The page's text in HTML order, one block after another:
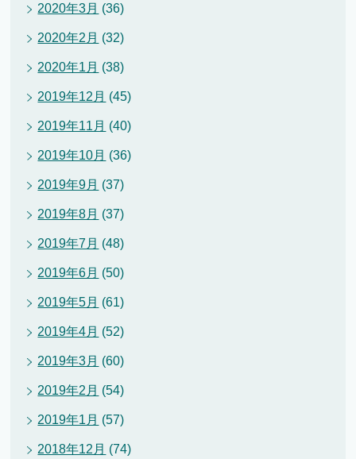
2020年3月 (36)
2020年2月 (32)
2020年1月 (38)
2019年12月 (45)
2019年11月 (40)
2019年10月 (36)
2019年9月 (37)
2019年8月 (37)
2019年7月 (48)
2019年6月 (50)
2019年5月 (61)
2019年4月 (52)
2019年3月 (60)
2019年2月 (54)
2019年1月 (57)
2018年12月 (74)